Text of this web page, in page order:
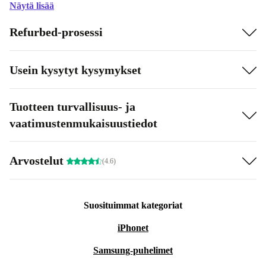
Näytä lisää
Refurbed-prosessi
Usein kysytyt kysymykset
Tuotteen turvallisuus- ja
vaatimustenmukaisuustiedot
Arvostelut (4.6)
Suosituimmat kategoriat
iPhonet
Samsung-puhelimet